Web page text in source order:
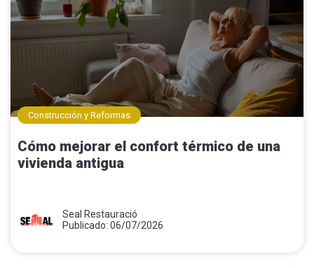
Construcción y Reformas
Cómo mejorar el confort térmico de una
vivienda antigua
Seal Restauració
Publicado: 06/07/2026